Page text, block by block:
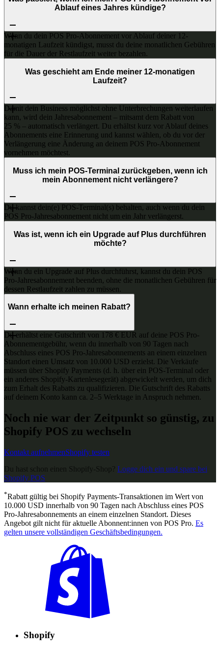
Ablauf eines Jahres kündige?
Wenn du dein POS Pro-Abonnement vor Ablauf deiner 12-
monatigen Laufzeit kündigst, musst du deine monatlichen Gebühren
für die Dauer der Restlaufzeit weiter bezahlen.
Was geschieht am Ende meiner 12-monatigen
Laufzeit?
Damit dein Business möglichst ohne Unterbrechungen weiterlaufen
kann, wird dein Jahresabonnement – mitsamt dem Rabatt von
25 % – automatisch verlängert. Du erhältst kurz vor Ablauf deines
Abonnements eine Erinnerung und kannst wählen, ob du vor der
Verlängerung eine Änderung an deinem POS Pro-Abonnement
vornehmen möchtest.
Muss ich mein POS-Terminal zurückgeben, wenn ich
mein Abonnement nicht verlängere?
Du kannst dein(e) POS-Terminal(s) behalten, auch wenn du dein
POS Pro-Jahresabonnement nicht um ein Jahr verlängerst.
Was ist, wenn ich ein Upgrade auf Plus durchführen
möchte?
Wenn du ein Upgrade auf Plus durchführst, kannst du dein POS
Pro-Jahresabonnement beenden, ohne die monatlichen Gebühren für
dessen Restlaufzeit zahlen zu müssen.
Wann erhalte ich meinen Rabatt?
Du erhältst eine Gutschrift von 178 € EUR auf deine POS Pro-
Abonnementgebühr, wenn du innerhalb von 90 Tagen nach
Abschluss eines POS Pro-Jahresabonnements an einem einzelnen
Standort einen Umsatz von 10.000 USD erzielst. Die Verkäufe
müssen über Shopify Payments (d. h. über ein POS-Terminal oder
ein anderes Shopify-Kartenlesegerät) abgewickelt werden, um dich
zum Erhalt des Rabatts zu qualifizieren. Die Gutschrift des Rabatts
auf deinem Konto kann ca. 2–5 Werktage in Anspruch nehmen.
Noch nie war der Zeitpunkt so günstig, zu
Shopify POS zu wechseln
Kontakt aufnehmenShopify testen
Du hast schon einen Shopify-Shop? Logge dich ein und spare bei
Shopify POS
*Rabatt gültig bei Shopify Payments-Transaktionen im Wert von
10.000 USD innerhalb von 90 Tagen nach Abschluss eines POS
Pro-Jahresabonnements an einem einzelnen Standort. Dieses
Angebot gilt nicht für aktuelle Abonnent:innen von POS Pro. Es
gelten unsere vollständigen Geschäftsbedingungen.
Shopify